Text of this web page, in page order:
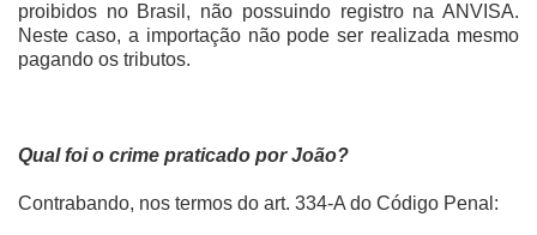
proibidos no Brasil, não possuindo registro na ANVISA.
Neste caso, a importação não pode ser realizada mesmo
pagando os tributos.
Qual foi o crime praticado por João?
Contrabando, nos termos do art. 334-A do Código Penal: